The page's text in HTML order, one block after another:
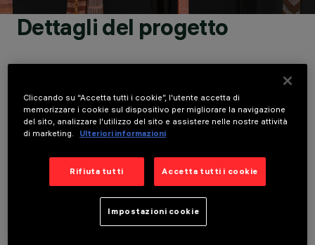
GOLD COAST,
2020
PROGETTAZIONE
ARCHITETTONICA
PROGETTAZIONE
ILLUMINOTECNICA
ELECTROLIGHT
Dettagli del progetto
GOLD COAST,
AUSTRALIA
ANNO
PROGETTAZIONE
ARCHITETTONICA
ARM ARCHITECTURE
Cliccando su “Accetta tutti i cookie”, l'utente accetta di
memorizzare i cookie sul dispositivo per migliorare la navigazione
del sito, analizzare l'utilizzo del sito e assistere nelle nostre attività
di marketing.
Ulteriori informazioni
Rifiuta tutti Accetta tutti i cookie
Impostazioni cookie